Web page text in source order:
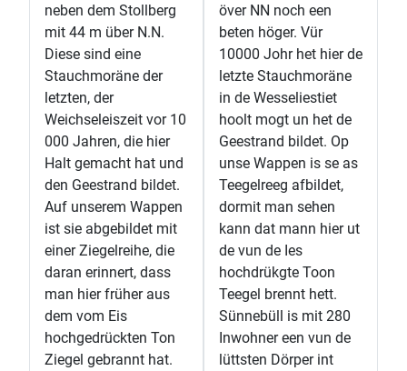
neben dem Stollberg
mit 44 m über N.N.
Diese sind eine
Stauchmoräne der
letzten, der
Weichseleiszeit vor 10
000 Jahren, die hier
Halt gemacht hat und
den Geestrand bildet.
Auf unserem Wappen
ist sie abgebildet mit
einer Ziegelreihe, die
daran erinnert, dass
man hier früher aus
dem vom Eis
hochgedrückten Ton
Ziegel gebrannt hat.
över NN noch een
beten höger. Vür
10000 Johr het hier de
letzte Stauchmoräne
in de Wesseliestiet
hoolt mogt un het de
Geestrand bildet. Op
unse Wappen is se as
Teegelreeg afbildet,
dormit man sehen
kann dat mann hier ut
de vun de Ies
hochdrükgte Toon
Teegel brennt hett.
Sünnebüll is mit 280
Inwohner een vun de
lüttsten Dörper int